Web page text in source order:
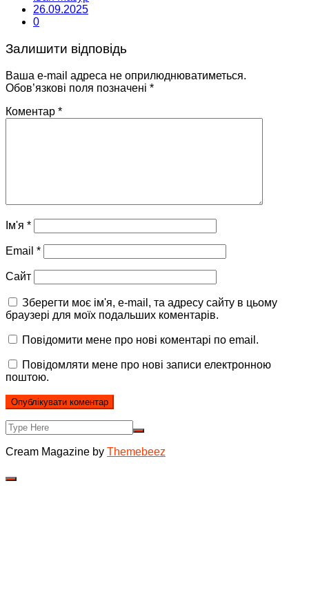
26.09.2025
0
Залишити відповідь
Ваша e-mail адреса не оприлюднюватиметься.
Обов’язкові поля позначені *
Коментар *
Ім'я *
Email *
Сайт
Зберегти моє ім'я, e-mail, та адресу сайту в цьому
браузері для моїх подальших коментарів.
Повідомити мене про нові коментарі по email.
Повідомляти мене про нові записи електронною
поштою.
Cream Magazine by Themebeez